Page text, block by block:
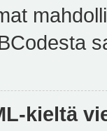
kieltä